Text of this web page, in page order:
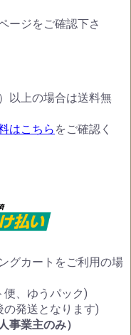
ージをご確認下さ
以上の場合は送料無
はこちら をご確認く
グカートをご利用の場
、ゆうパック)
発送となります)
事業主のみ）